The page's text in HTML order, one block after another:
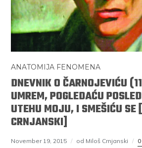
ANATOMIJA FENOMENA
DNEVNIK O ČARNOJEVIĆU
UMREM, POGLEDAĆU
UTEHU MOJU, I SMEŠIĆU SE
CRNJANSKI]
November 19, 2015 od Miloš Crnjanski